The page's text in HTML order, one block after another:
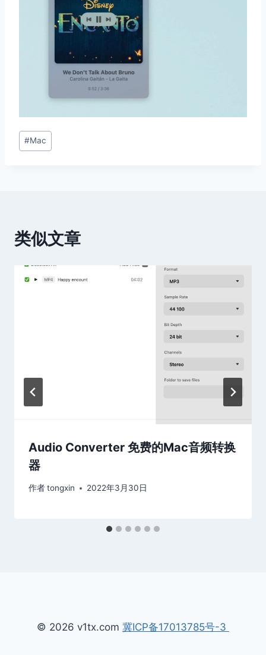
文
章
#Mac
类似文章
Audio Converter 免费的Mac音频转换
器
作者tongxin 2022年3月30日
© 2026 v1tx.com 冀ICP备17013785号-3